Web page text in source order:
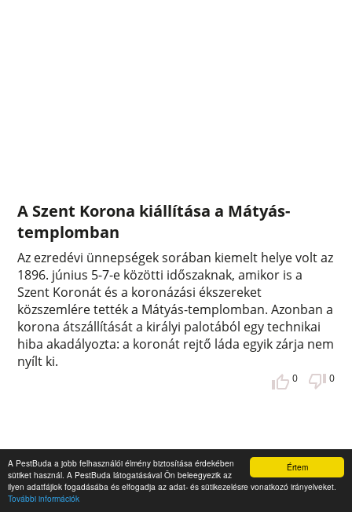
Értem
A PestBuda a jobb felhasználói élmény biztosítása érdekében
sütiket használ. A PestBuda látogatásával Ön beleegyezik az
ilyen adatfájlok fogadásába és elfogadja az adat- és sütikezelésre vonatkozó irányelveket.
További információk
A Szent Korona kiállítása a Mátyás-
templomban
Az ezredévi ünnepségek sorában kiemelt helye volt az
1896. június 5-7-e közötti időszaknak, amikor is a
Szent Koronát és a koronázási ékszereket
közszemlére tették a Mátyás-templomban. Azonban a
korona átszállítását a királyi palotából egy technikai
hiba akadályozta: a koronát rejtő láda egyik zárja nem
nyílt ki.
0 0